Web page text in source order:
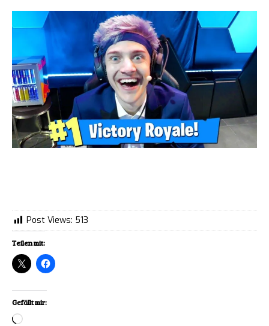
Post Views: 513
Teilen mit:
Gefällt mir:
Loading…